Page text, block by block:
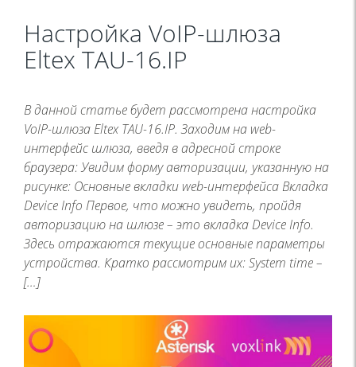
Настройка VoIP-шлюза
Eltex TAU-16.IP
В данной статье будет рассмотрена настройка
VoIP-шлюза Eltex TAU-16.IP. Заходим на web-
интерфейс шлюза, введя в адресной строке
браузера: Увидим форму авторизации, указанную на
рисунке: Основные вкладки web-интерфейса Вкладка
Device Info Первое, что можно увидеть, пройдя
авторизацию на шлюзе – это вкладка Device Info.
Здесь отражаются текущие основные параметры
устройства. Кратко рассмотрим их: System time –
[…]